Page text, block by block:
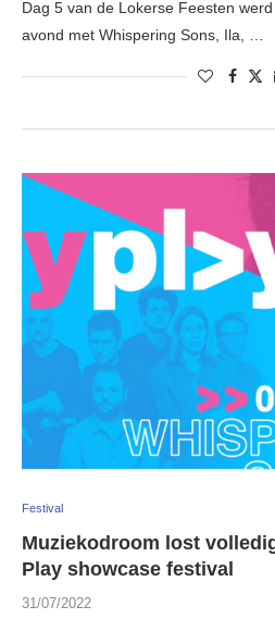
Dag 5 van de Lokerse Feesten
avond met Whispering Sons, Ila, …
Festival
Muziekodroom lost
Play showcase festival
31/07/2022